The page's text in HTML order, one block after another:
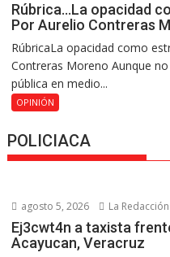
Rúbrica…La opacidad
Por Aurelio Contreras
RúbricaLa opacidad como
Contreras Moreno Aunque
pública en medio...
OPINIÓN
POLICIACA
agosto 5, 2026 La Redacción
Ej3cwt4n a taxista
Acayucan, Veracruz